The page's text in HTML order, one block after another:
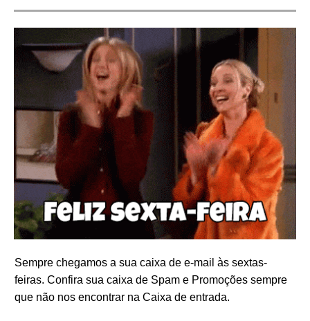
Sempre chegamos a sua caixa de e-mail às sextas-
feiras. Confira sua caixa de Spam e Promoções sempre
que não nos encontrar na Caixa de entrada.